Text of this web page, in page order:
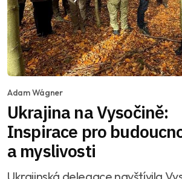
Adam Wágner
Ukrajina na Vysočině:
Inspirace pro
a myslivosti